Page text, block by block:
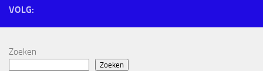
VOLG:
Zoeken
Zoeken